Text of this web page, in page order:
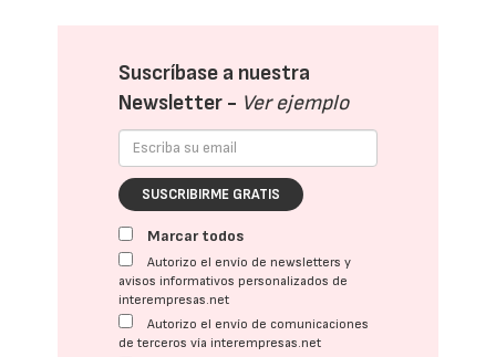
Suscríbase a nuestra
Newsletter - Ver ejemplo
SUSCRIBIRME GRATIS
Marcar todos
Autorizo el envío de newsletters y
avisos informativos personalizados de
interempresas.net
Autorizo el envío de comunicaciones
de terceros vía interempresas.net